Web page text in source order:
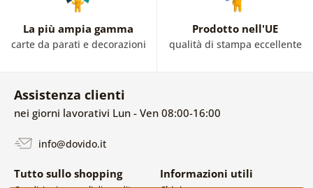
La più ampia gamma
carte da parati e decorazioni
Prodotto nell'UE
qualità di stampa eccellente
Assistenza clienti
nei giorni lavorativi Lun - Ven 08:00-16:00
info@dovido.it
Tutto sullo shopping Informazioni utili